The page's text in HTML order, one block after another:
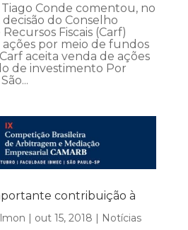
Tiago Conde comentou, no
do Conselho
Fiscais (Carf)
por meio de fundos
aceita venda de ações
de investimento Por
contribuição à
out 15, 2018 Notícias